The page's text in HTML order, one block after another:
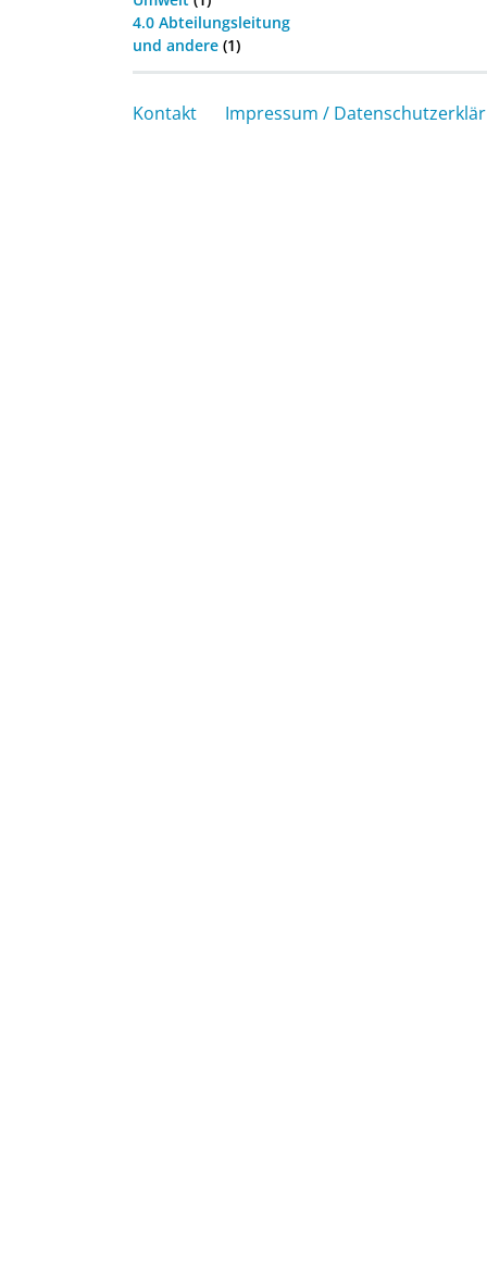
4.0 Abteilungsleitung
und andere (1)
Kontakt Impressum /